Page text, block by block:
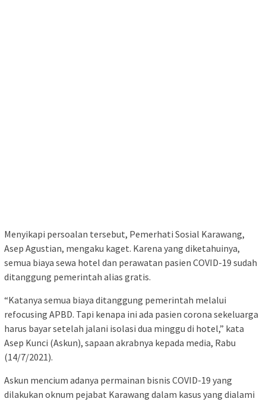
Menyikapi persoalan tersebut, Pemerhati Sosial Karawang,
Asep Agustian, mengaku kaget. Karena yang diketahuinya,
semua biaya sewa hotel dan perawatan pasien COVID-19 sudah
ditanggung pemerintah alias gratis.
“Katanya semua biaya ditanggung pemerintah melalui
refocusing APBD. Tapi kenapa ini ada pasien corona sekeluarga
harus bayar setelah jalani isolasi dua minggu di hotel,” kata
Asep Kunci (Askun), sapaan akrabnya kepada media, Rabu
(14/7/2021).
Askun mencium adanya permainan bisnis COVID-19 yang
dilakukan oknum pejabat Karawang dalam kasus yang dialami